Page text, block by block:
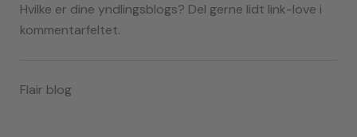
Hvilke er dine yndlingsblogs? Del gerne lidt link-love i
kommentarfeltet.
Flair blog